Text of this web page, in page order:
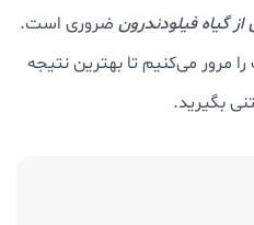
گیاه فیلودندرون ضروری است.
را مرور می‌کنیم تا بهترین نتیجه
بگیرید.